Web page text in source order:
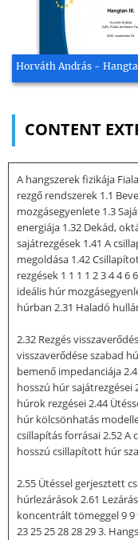
Horváth András -
CONTENT
A hangszerek fizikája
rezgő rendszerek 1.1
mozgásegyenlete 1.3
energiája 1.32 Dekád,
sajátrezgések 1.41 A
megoldása 1.42
rezgések 1 1 1 1 2 3 4 4 6
ideális húr
húrban 2.31 Haladó
2.32 Rezgés
visszaverődése szabad
bemenő impedanciája
hosszú húr sajátrezgései
húrok rezgései 2.44
húr kölcsönhatás
csillapítás forrásai 2.52 A
hosszú csillapított húr
2.55 Ütéssel gerjesztett
húrlezárások 2.61
koncentrált tömeggel 9 9
23 25 25 28 28 29 3.